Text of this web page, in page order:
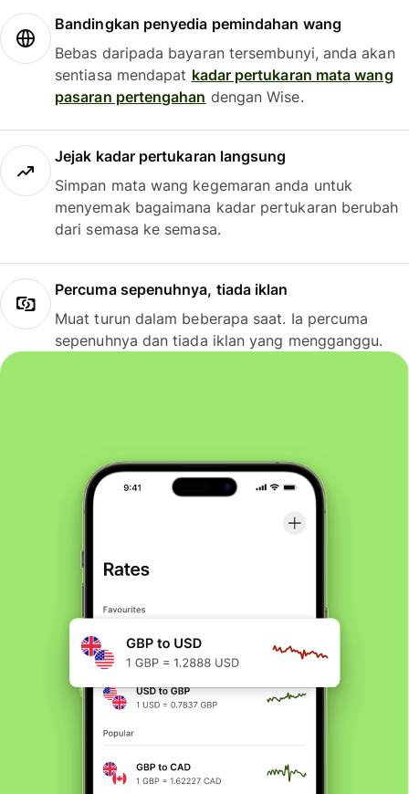
Bandingkan penyedia pemindahan wang
Bebas daripada bayaran tersembunyi, anda akan
sentiasa mendapat kadar pertukaran mata wang
pasaran pertengahan dengan Wise.
Jejak kadar pertukaran langsung
Simpan mata wang kegemaran anda untuk
menyemak bagaimana kadar pertukaran berubah
dari semasa ke semasa.
Percuma sepenuhnya, tiada iklan
Muat turun dalam beberapa saat. Ia percuma
sepenuhnya dan tiada iklan yang mengganggu.